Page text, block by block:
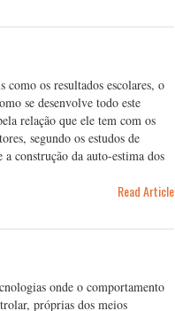
como os resultados escolares, o
se desenvolve todo este
relação que ele tem com os
segundo os estudos de
construção da auto-estima dos
Read Article
onde o comportamento
próprias dos meios